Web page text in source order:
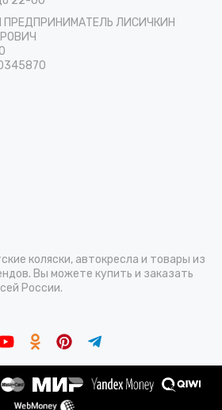
ЛИСИЧКИН
коляски, автокресла и товары из
Вы можете купить и заказать
России.